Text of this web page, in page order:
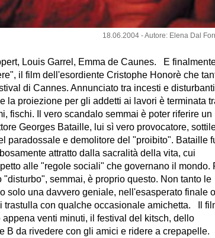
18.06.2004 - Autore: Elena Dal
Louis Garrel, Emma de Caunes. E
il film dell'esordiente Cristophe Honorè che
di Cannes. Annunciato tra incesti e disturbanti
la proiezione per gli addetti ai lavori è terminata
fischi. Il vero scandalo semmai è poter riferire un
Georges Bataille, lui sì vero provocatore,
paradossale e demolitore del "proibito". Bataille
attratto dalla sacralità della vita, cui
alle "regole sociali" che governano il mondo.
semmai, è proprio questo. Non tanto le
solo una davvero geniale, nell'esasperato finale
trastulla con qualche occasionale amichetta. Il
venti minuti, il festival del kitsch, dello
B da rivedere con gli amici e ridere a crepapelle.